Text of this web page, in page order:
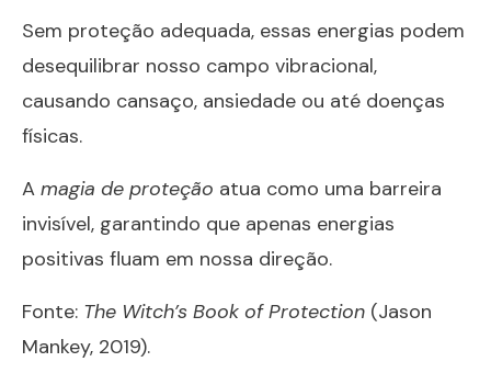
Sem proteção adequada, essas energias podem
desequilibrar nosso campo vibracional,
causando cansaço, ansiedade ou até doenças
físicas.
A magia de proteção atua como uma barreira
invisível, garantindo que apenas energias
positivas fluam em nossa direção.
Fonte: The Witch’s Book of Protection (Jason
Mankey, 2019).